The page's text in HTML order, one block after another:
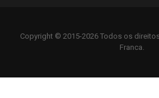
Copyright © 2015-2026 Todos os
Franca.